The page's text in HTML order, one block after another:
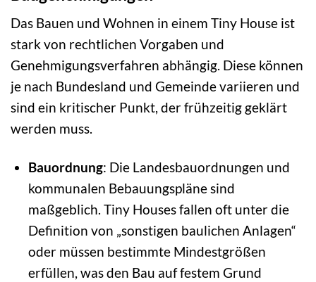
Das Bauen und Wohnen in einem Tiny House ist
stark von rechtlichen Vorgaben und
Genehmigungsverfahren abhängig. Diese können
je nach Bundesland und Gemeinde variieren und
sind ein kritischer Punkt, der frühzeitig geklärt
werden muss.
Bauordnung: Die Landesbauordnungen und
kommunalen Bebauungspläne sind
maßgeblich. Tiny Houses fallen oft unter die
Definition von „sonstigen baulichen Anlagen“
oder müssen bestimmte Mindestgrößen
erfüllen, was den Bau auf festem Grund